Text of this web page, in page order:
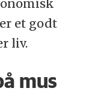
et godt
liv.
mus